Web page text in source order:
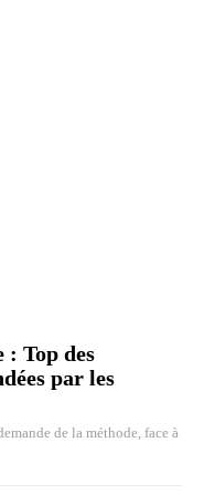
: Top des
par les
de la méthode, face à